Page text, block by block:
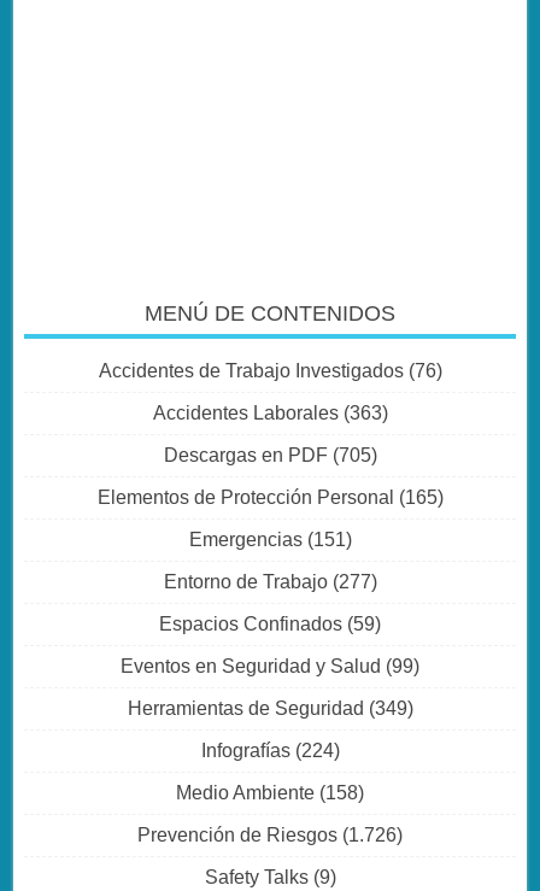
MENÚ DE CONTENIDOS
Accidentes de Trabajo Investigados(76)
Accidentes Laborales(363)
Descargas en PDF(705)
Elementos de Protección Personal (165)
Emergencias(151)
Entorno de Trabajo(277)
Espacios Confinados (59)
Eventos en Seguridad y Salud (99)
Herramientas de Seguridad (349)
Infografías(224)
Medio Ambiente (158)
Prevención de Riesgos (1.726)
Safety Talks(9)